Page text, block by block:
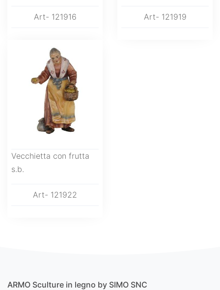
Art- 121916 Art- 121919
Vecchietta con frutta
s.b.
Art- 121922
ARMO Sculture in legno by SIMO SNC